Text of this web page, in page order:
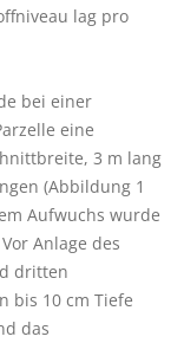
lag pro
bei einer
eine
3 m lang
(Abbildung 1
Aufwuchs wurde
Anlage des
dritten
bis 10 cm Tiefe
das